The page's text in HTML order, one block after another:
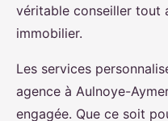
véritable conseiller tout
immobilier.
Les services
agence à Aulnoye-
engagée. Que ce soit